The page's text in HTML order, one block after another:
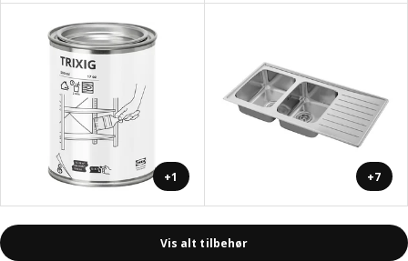
+1 +7
Vis alt tilbehør